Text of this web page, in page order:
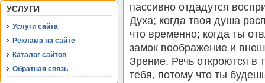
УСЛУГИ
Услуги сайта
Реклама на сайте
Каталог сайтов
Обратная связь
пассивно отдадутся
Духа; когда твоя душа
что временно; когда ты
замок воображение и
Зрение, Речь откроются в
тебя, потому что ты